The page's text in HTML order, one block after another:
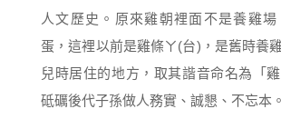
人文歷史。原來雞朝裡面不是養雞
蛋，這裡以前是雞條ㄚ(台)，是舊時養
兒時居住的地方，取其諧音命名為「
砥礪後代子孫做人務實、誠懇、不忘本。